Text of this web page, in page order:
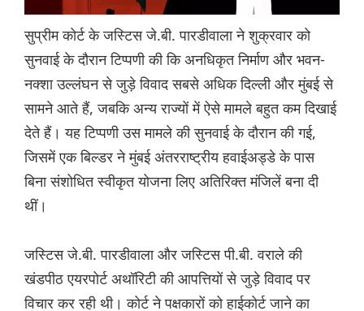
सुप्रीम कोर्ट के जस्टिस जे.बी. पारडीवाला ने शुक्रवार को
सुनवाई के दौरान टिप्पणी की कि अनधिकृत निर्माण और भवन-
नक्शा उल्लंघन से जुड़े विवाद सबसे अधिक दिल्ली और मुंबई से
सामने आते हैं, जबकि अन्य राज्यों में ऐसे मामले बहुत कम दिखाई
देते हैं। यह टिप्पणी उस मामले की सुनवाई के दौरान की गई,
जिसमें एक बिल्डर ने मुंबई अंतरराष्ट्रीय हवाईअड्डे के पास
बिना संशोधित स्वीकृत योजना लिए अतिरिक्त मंजिलें बना दी
थीं।
जस्टिस जे.बी. पारडीवाला और जस्टिस पी.बी. वराले की
खंडपीठ एयरपोर्ट अथॉरिटी की आपत्तियों से जुड़े विवाद पर
विचार कर रही थी। कोर्ट ने पक्षकारों को हाईकोर्ट जाने का